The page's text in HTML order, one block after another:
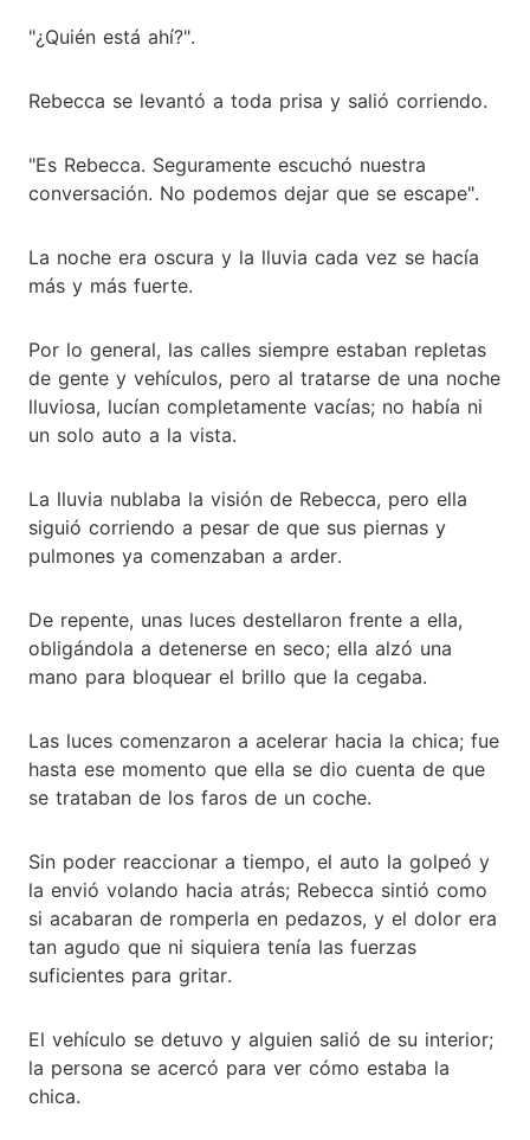
"¿Quién está ahí?".
Rebecca se levantó a toda prisa y salió corriendo.
"Es Rebecca. Seguramente escuchó nuestra
conversación. No podemos dejar que se escape".
La noche era oscura y la lluvia cada vez se hacía
más y más fuerte.
Por lo general, las calles siempre estaban repletas
de gente y vehículos, pero al tratarse de una noche
lluviosa, lucían completamente vacías; no había ni
un solo auto a la vista.
La lluvia nublaba la visión de Rebecca, pero ella
siguió corriendo a pesar de que sus piernas y
pulmones ya comenzaban a arder.
De repente, unas luces destellaron frente a ella,
obligándola a detenerse en seco; ella alzó una
mano para bloquear el brillo que la cegaba.
Las luces comenzaron a acelerar hacia la chica; fue
hasta ese momento que ella se dio cuenta de que
se trataban de los faros de un coche.
Sin poder reaccionar a tiempo, el auto la golpeó y
la envió volando hacia atrás; Rebecca sintió como
si acabaran de romperla en pedazos, y el dolor era
tan agudo que ni siquiera tenía las fuerzas
suficientes para gritar.
El vehículo se detuvo y alguien salió de su interior;
la persona se acercó para ver cómo estaba la
chica.